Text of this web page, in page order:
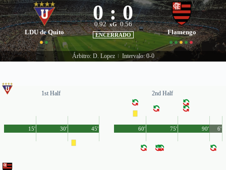
LDU de Quito
0 : 0
0.92 xG 0.56
ENCERRADO Flamengo
Árbitro: D. Lopez Intervalo: 0-0
1st Half
45'
15' 30'
2nd Half
90'
60' 75' 6'